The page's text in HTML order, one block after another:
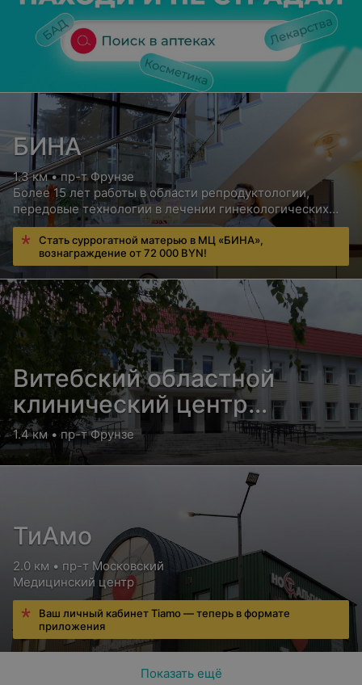
БИНА
1.3 км • пр-т Фрунзе
Более 15 лет работы в области репродуктологии,
передовые технологии в лечении гинекологических
заболеваний
Стать суррогатной матерью в МЦ «БИНА»,
вознаграждение от 72 000 BYN!
Витебский областной
клинический центр
медицинской
реабилитации для
инвалидов, ветеранов
боевых действий на
территории других
государств
1.4 км • пр-т Фрунзе
ТиАмо
2.0 км • пр-т Московский
Медицинский центр
Ваш личный кабинет Tiamo — теперь в формате
приложения
Показать ещё